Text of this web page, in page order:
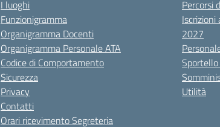
I luoghi
Funzionigramma
Organigramma Docenti
Organigramma Personale ATA
Codice di Comportamento
Sicurezza
Privacy
Contatti
Orari ricevimento Segreteria
Percorsi
2027
Sportello
Utilità